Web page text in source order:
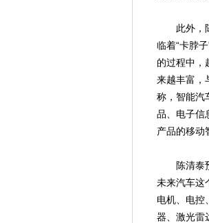
此外，陈
临着“卡脖
的过程中，
来越丰富，
称，智能汽
品、电子信
产品的移动
陈清泰预
未来汽车这
电机、电控
器、激光雷